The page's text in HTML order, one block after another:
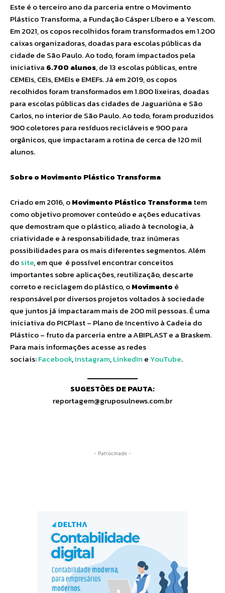
Este é o terceiro ano da parceria entre o Movimento
Plástico Transforma, a Fundação Cásper Líbero e a Yescom.
Em 2021, os copos recolhidos foram transformados em 1.200
caixas organizadoras, doadas para escolas públicas da
cidade de São Paulo. Ao todo, foram impactados pela
iniciativa 6.700 alunos, de 13 escolas públicas, entre
CEMEIs, CEIs, EMEIs e EMEFs. Já em 2019, os copos
recolhidos foram transformados em 1.800 lixeiras, doadas
para escolas públicas das cidades de Jaguariúna e São
Carlos, no interior de São Paulo. Ao todo, foram produzidos
900 coletores para resíduos recicláveis e 900 para
orgânicos, que impactaram a rotina de cerca de 120 mil
alunos.
Sobre o Movimento Plástico Transforma
Criado em 2016, oMovimento Plástico Transformatem
como objetivo promover conteúdo e ações educativas
que demostram que o plástico, aliado à tecnologia, à
criatividade e à responsabilidade, traz inúmeras
possibilidades para os mais diferentes segmentos. Além
dosite, em que é possível encontrar conceitos
importantes sobre aplicações, reutilização, descarte
correto e reciclagem do plástico, oMovimento é
responsável por diversos projetos voltados à sociedade
que juntos já impactaram mais de 200 mil pessoas. É uma
iniciativa do PICPlast – Plano de Incentivo à Cadeia do
Plástico – fruto da parceria entre a ABIPLAST e a Braskem.
Para mais informações acesse as redes
sociais:Facebook,Instagram,LinkedIn eYouTube.
SUGESTÕES DE PAUTA:
reportagem@gruposulnews.com.br
- Patrocinado -